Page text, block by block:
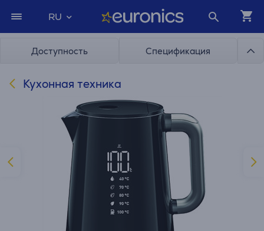
RU
Доступность Спецификация
Кухонная техника